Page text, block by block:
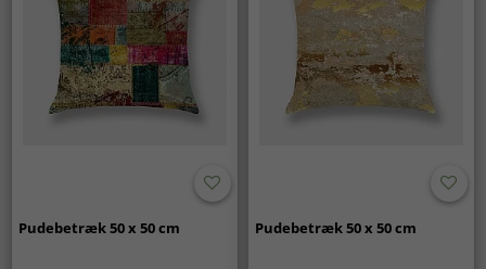
Pudebetræk 50 x 50 cm Pudebetræk 50 x 50 cm